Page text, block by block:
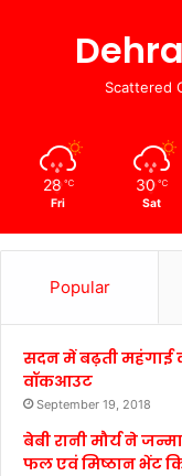
Scattered
28 ℃
Fri
30 ℃
Sat
Popular
सदन में बढ़ती महंगाई
वॉकआउट
September 19, 2018
बेबी रानी मौर्य ने
फल एवं मिष्ठान भेंट